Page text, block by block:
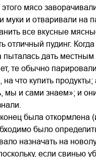
мясо
муки и отваривали на
все вкусные
отличный пудинг.
пыталась дать
те обычно
что купить продукты;
мы и сами знаем»; и
была откормлена
было
назначать на
если свинью